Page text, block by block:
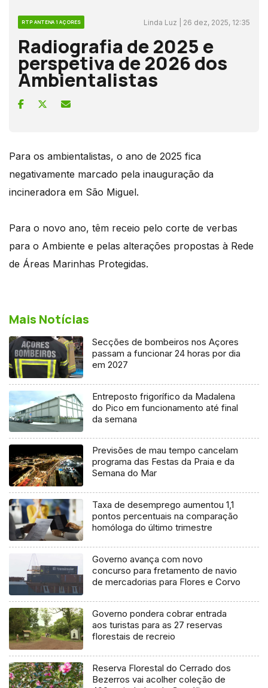
RTP ANTENA 1 AÇORES Linda Luz | 26 dez, 2025, 12:35
Radiografia de 2025 e
perspetiva de 2026 dos
Ambientalistas
Para os ambientalistas, o ano de 2025 fica
negativamente marcado pela inauguração da
incineradora em São Miguel.
Para o novo ano, têm receio pelo corte de verbas
para o Ambiente e pelas alterações propostas à Rede
de Áreas Marinhas Protegidas.
Mais Notícias
Secções de bombeiros nos Açores
passam a funcionar 24 horas por dia
em 2027
Entreposto frigorífico da Madalena
do Pico em funcionamento até final
da semana
Previsões de mau tempo cancelam
programa das Festas da Praia e da
Semana do Mar
Taxa de desemprego aumentou 1,1
pontos percentuais na comparação
homóloga do último trimestre
Governo avança com novo
concurso para fretamento de navio
de mercadorias para Flores e Corvo
Governo pondera cobrar entrada
aos turistas para as 27 reservas
florestais de recreio
Reserva Florestal do Cerrado dos
Bezerros vai acolher coleção de